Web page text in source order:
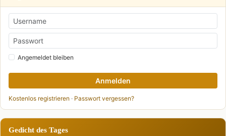
Angemeldet bleiben
Anmelden
Kostenlos registrieren · Passwort vergessen?
Gedicht des Tages